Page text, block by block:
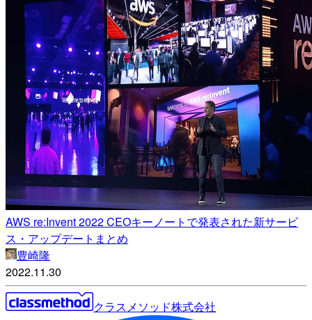
AWS re:Invent 2022 CEOキーノートで発表された新サービ
ス・アップデートまとめ
豊崎隆
2022.11.30
クラスメソッド株式会社